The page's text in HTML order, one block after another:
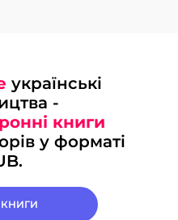
українські
-
книги
у форматі